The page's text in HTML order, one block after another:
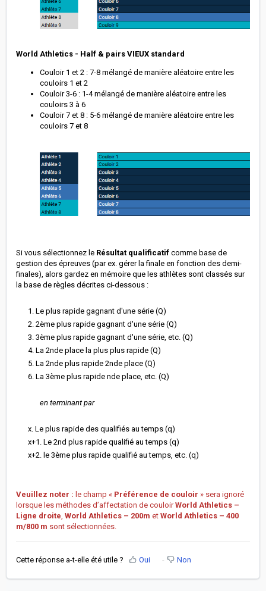
World Athletics - Half & pairs VIEUX standard
Couloir 1 et 2 : 7-8 mélangé de manière aléatoire entre les
couloirs 1 et 2
Couloir 3-6 : 1-4 mélangé de manière aléatoire entre les
couloirs 3 à 6
Couloir 7 et 8 : 5-6 mélangé de manière aléatoire entre les
couloirs 7 et 8
Si vous sélectionnez le Résultat qualificatif comme base de
gestion des épreuves (par ex. gérer la finale en fonction des demi-
finales), alors gardez en mémoire que les athlètes sont classés sur
la base de règles décrites ci-dessous :
1. Le plus rapide gagnant d'une série (Q)
2. 2ème plus rapide gagnant d'une série (Q)
3. 3ème plus rapide gagnant d'une série, etc. (Q)
4. La 2nde place la plus plus rapide (Q)
5. La 2nde plus rapide 2nde place (Q)
6. La 3ème plus rapide nde place, etc. (Q)
en terminant par
x. Le plus rapide des qualifiés au temps (q)
x+1. Le 2nd plus rapide qualifié au temps (q)
x+2. le 3ème plus rapide qualifié au temps, etc. (q)
Veuillez noter : le champ « Préférence de couloir » sera ignoré
lorsque les méthodes d’affectation de couloirWorld Athletics –
Ligne droite, World Athletics – 200m et World Athletics – 400
m/800 m sont sélectionnées.
Cette réponse a-t-elle été utile ? Oui Non